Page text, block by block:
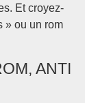
Et croyez-
» ou un rom
ANTI